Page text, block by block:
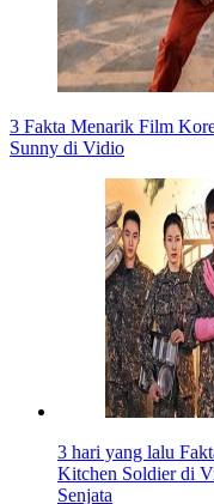
3 Fakta Menarik Film
Sunny di Vidio
3 hari yang lalu
Kitchen Soldier di
Senjata